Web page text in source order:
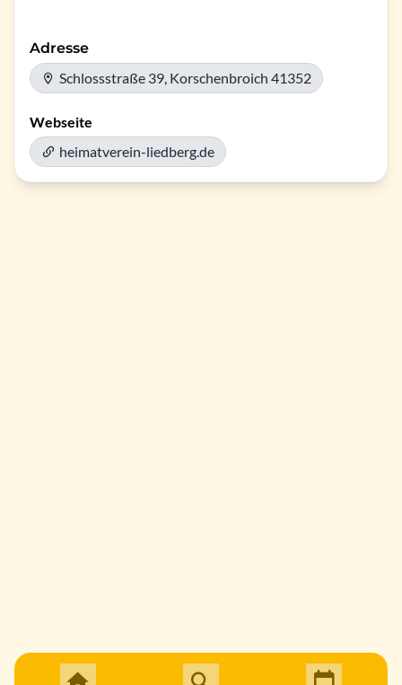
Adresse
Schlossstraße 39, Korschenbroich 41352
Webseite
heimatverein-liedberg.de